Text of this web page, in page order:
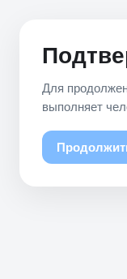
Для
выполняет